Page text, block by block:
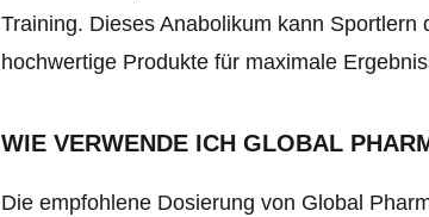
Training. Dieses Anabolikum kann
hochwertige Produkte für maximale
WIE VERWENDE ICH GLOBAL
Die empfohlene Dosierung von Global